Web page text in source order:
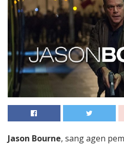
Jason Bourne, sang agen